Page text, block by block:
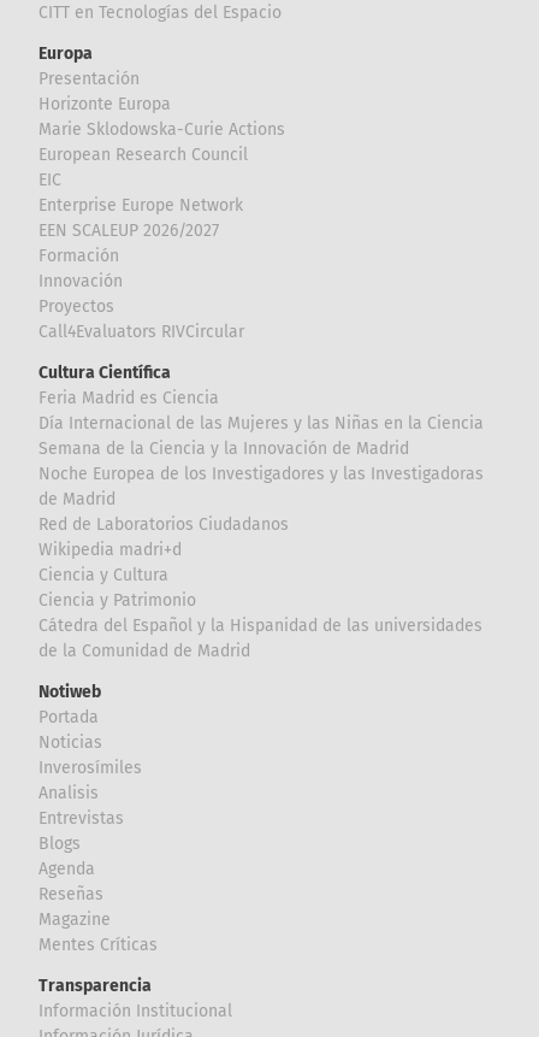
CITT en Tecnologías del Espacio
Europa
Presentación
Horizonte Europa
Marie Sklodowska-Curie Actions
European Research Council
EIC
Enterprise Europe Network
EEN SCALEUP 2026/2027
Formación
Innovación
Proyectos
Call4Evaluators RIVCircular
Cultura Científica
Feria Madrid es Ciencia
Día Internacional de las Mujeres y las Niñas en la Ciencia
Semana de la Ciencia y la Innovación de Madrid
Noche Europea de los Investigadores y las Investigadoras
de Madrid
Red de Laboratorios Ciudadanos
Wikipedia madri+d
Ciencia y Cultura
Ciencia y Patrimonio
Cátedra del Español y la Hispanidad de las universidades
de la Comunidad de Madrid
Notiweb
Portada
Noticias
Inverosímiles
Analisis
Entrevistas
Blogs
Agenda
Reseñas
Magazine
Mentes Críticas
Transparencia
Información Institucional